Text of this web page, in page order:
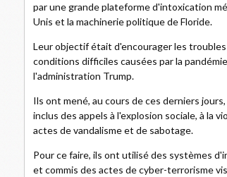
par une grande plateforme d'intoxication
Unis et la machinerie politique de Floride.
Leur objectif était d'encourager les
conditions difficiles causées par la
l'administration Trump.
Ils ont mené, au cours de ces derniers
inclus des appels à l'explosion sociale, à la
actes de vandalisme et de sabotage.
Pour ce faire, ils ont utilisé des systèmes
et commis des actes de cyber-terrorisme